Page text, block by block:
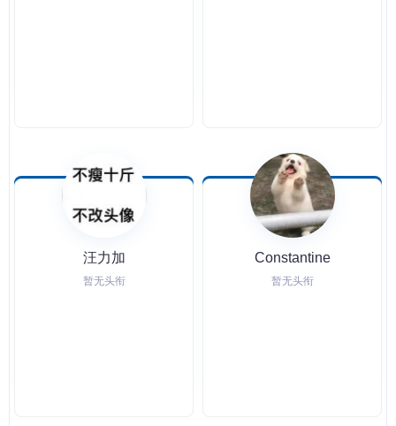
汪力加
暂无头衔
Constantine
暂无头衔